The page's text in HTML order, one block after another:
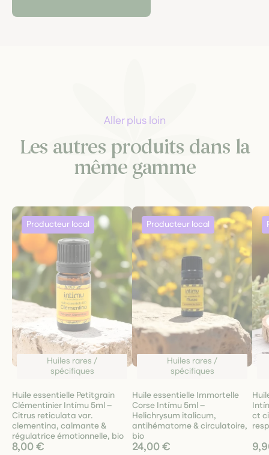
Aller plus loin
Les autres produits dans la
même gamme
Huiles rares /
spécifiques
Huile essentielle Petitgrain
Clémentinier Intímu 5ml –
Citrus reticulata var.
clementina, calmante &
régulatrice émotionnelle, bio
8,00 €
Huiles rares /
spécifiques
Huile essentielle Immortelle
Corse Intímu 5ml –
Helichrysum italicum,
antihématome & circulatoire,
bio
24,00 €
ct